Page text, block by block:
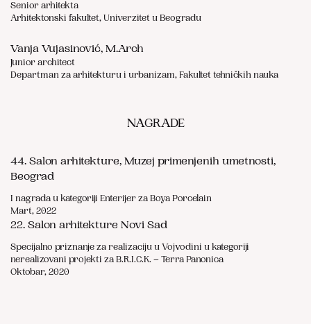
Senior arhitekta
Arhitektonski fakultet, Univerzitet u Beogradu
Vanja Vujasinović, M.Arch
Junior architect
Departman za arhitekturu i urbanizam, Fakultet tehničkih nauka
NAGRADE
44. Salon arhitekture, Muzej primenjenih umetnosti,
Beograd
I nagrada u kategoriji Enterijer za Boya Porcelain
Mart, 2022
22. Salon arhitekture Novi Sad
Specijalno priznanje za realizaciju u Vojvodini u kategoriji
nerealizovani projekti za B.R.I.C.K. – Terra Panonica
Oktobar, 2020